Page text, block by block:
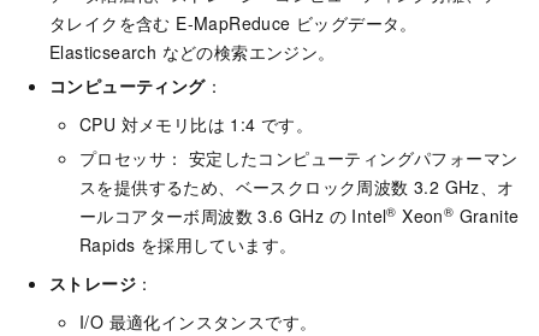
タレイクを含む E-MapReduce ビッグデータ。
Elasticsearch などの検索エンジン。
コンピューティング：
CPU 対メモリ比は 1:4 です。
プロセッサ： 安定したコンピューティングパフォーマン
スを提供するため、ベースクロック周波数 3.2 GHz、オ
ールコアターボ周波数 3.6 GHz の Intel® Xeon® Granite
Rapids を採用しています。
ストレージ ：
I/O 最適化インスタンスです。